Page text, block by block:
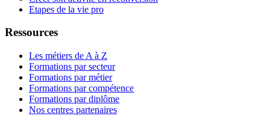
Etapes de la vie pro
Ressources
Les métiers de A à Z
Formations par secteur
Formations par métier
Formations par compétence
Formations par diplôme
Nos centres partenaires